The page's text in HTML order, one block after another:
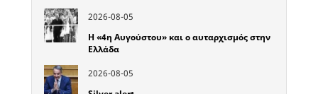
2026-08-05
Η «4η Αυγούστου» και ο αυταρχισμός στην
Ελλάδα
2026-08-05